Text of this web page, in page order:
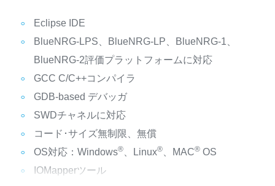
Eclipse IDE
BlueNRG-LPS、BlueNRG-LP、BlueNRG-1、
BlueNRG-2評価プラットフォームに対応
GCC C/C++コンパイラ
GDB-based デバッガ
SWDチャネルに対応
コード･サイズ無制限、無償
OS対応：Windows®、Linux®、MAC®OS
IOMapperツール